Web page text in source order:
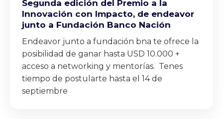
Segunda edición del Premio a la
Innovación con Impacto, de endeavor
junto a Fundación Banco Nación
Endeavor junto a fundación bna te ofrece la
posibilidad de ganar hasta USD 10.000 +
acceso a networking y mentorías. Tenes
tiempo de postularte hasta el 14 de
septiembre